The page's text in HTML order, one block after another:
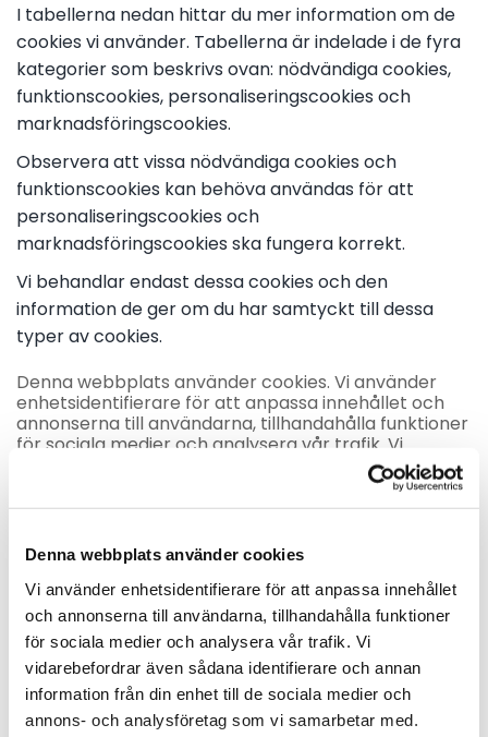
Denna webbplats använder cookies
Vi använder enhetsidentifierare för att anpassa innehållet
och annonserna till användarna, tillhandahålla funktioner
för sociala medier och analysera vår trafik. Vi
vidarebefordrar även sådana identifierare och annan
information från din enhet till de sociala medier och
annons- och analysföretag som vi samarbetar med.
I tabellerna nedan hittar du mer information om de
cookies vi använder. Tabellerna är indelade i de fyra
kategorier som beskrivs ovan: nödvändiga cookies,
funktionscookies, personaliseringscookies och
marknadsföringscookies.
Observera att vissa nödvändiga cookies och
funktionscookies kan behöva användas för att
personaliseringscookies och
marknadsföringscookies ska fungera korrekt.
Vi behandlar endast dessa cookies och den
information de ger om du har samtyckt till dessa
typer av cookies.
Denna webbplats använder cookies. Vi använder
enhetsidentifierare för att anpassa innehållet och
annonserna till användarna, tillhandahålla funktioner
för sociala medier och analysera vår trafik. Vi
vidarebefordrar även sådana identifierare och
annan information från din enhet till de sociala
medier och annons- och analysföretag som vi
informationen med annan information som du har
tillhandahållit eller som de har samlat in när du har
använt deras tjänster.
Cookies är små textfiler som kan användas av
webbplatser för att göra en användares upplevelse
mer effektiv.
Lagen säger att vi får lagra cookies på din enhet om
de är absolut nödvändiga för att kunna använda den